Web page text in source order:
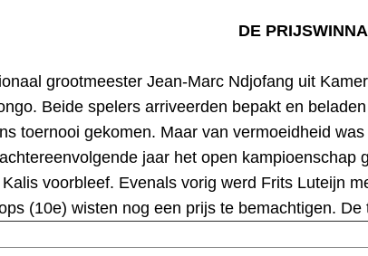
DE
grootmeester Jean-Marc Ndjofang uit
Beide spelers arriveerden bepakt en
toernooi gekomen. Maar van vermoeidheid
jaar het open
voorbleef. Evenals vorig werd Frits Luteijn
(10e) wisten nog een prijs te bemachtigen.